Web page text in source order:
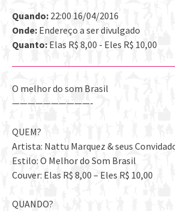
Quando: 22:00 16/04/2016
Onde: Endereço a ser divulgado
Quanto: Elas R$ 8,00 - Eles R$ 10,00
O melhor do som Brasil
——————————-
QUEM?
Artista: Nattu Marquez & seus
Estilo: O Melhor do Som Brasil
Couver: Elas R$ 8,00 – Eles R$ 10,00
QUANDO?